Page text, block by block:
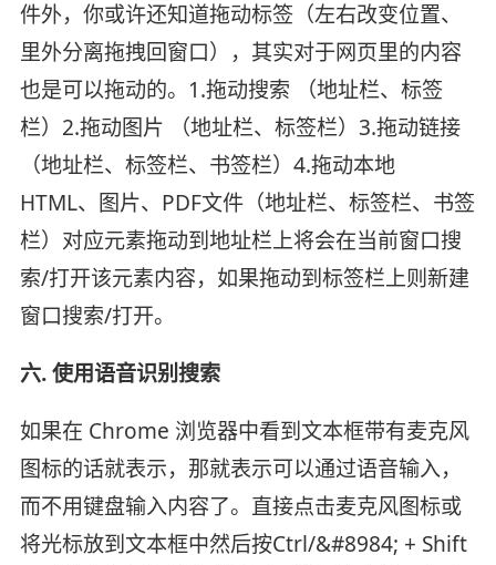
件外，你或许还知道拖动标签（左右改变位置、
里外分离拖拽回窗口），其实对于网页里的内容
也是可以拖动的。1.拖动搜索 （地址栏、标签
栏）2.拖动图片 （地址栏、标签栏）3.拖动链接
（地址栏、标签栏、书签栏）4.拖动本地
HTML、图片、PDF文件（地址栏、标签栏、书签
栏）对应元素拖动到地址栏上将会在当前窗口搜
索/打开该元素内容，如果拖动到标签栏上则新建
窗口搜索/打开。
六. 使用语音识别搜索
如果在 Chrome 浏览器中看到文本框带有麦克风
图标的话就表示，那就表示可以通过语音输入，
而不用键盘输入内容了。直接点击麦克风图标或
将光标放到文本框中然后按Ctrl/&#8984; + Shift